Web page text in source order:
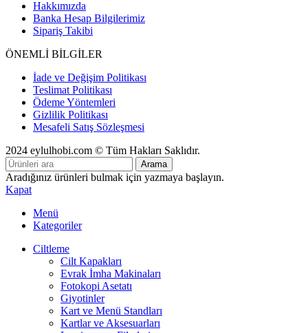
Hakkımızda
Banka Hesap Bilgilerimiz
Sipariş Takibi
ÖNEMLİ BİLGİLER
İade ve Değişim Politikası
Teslimat Politikası
Ödeme Yöntemleri
Gizlilik Politikası
Mesafeli Satış Sözleşmesi
2024 eylulhobi.com © Tüm Hakları Saklıdır.
Arama
Aradığınız ürünleri bulmak için yazmaya başlayın.
Kapat
Menü
Kategoriler
Ciltleme
Cilt Kapakları
Evrak İmha Makinaları
Fotokopi Asetatı
Giyotinler
Kart ve Menü Standları
Kartlar ve Aksesuarları